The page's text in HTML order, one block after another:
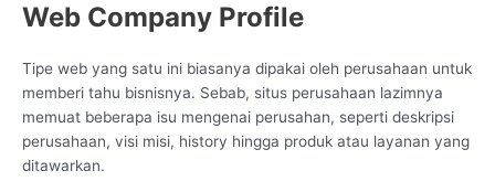
Web Company Profile
Tipe web yang satu ini biasanya dipakai oleh perusahaan untuk
memberi tahu bisnisnya. Sebab, situs perusahaan lazimnya
memuat beberapa isu mengenai perusahan, seperti deskripsi
perusahaan, visi misi, history hingga produk atau layanan yang
ditawarkan.